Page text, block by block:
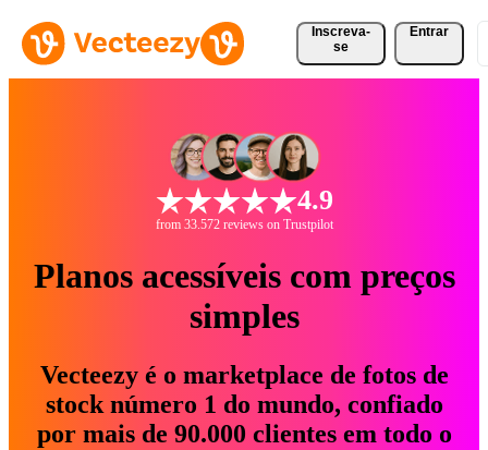
Inscreva-
se
Entrar
4.9
from 33.572 reviews on Trustpilot
Planos acessíveis com preços
simples
Vecteezy é o marketplace de fotos de
stock número 1 do mundo, confiado
por mais de 90.000 clientes em todo o